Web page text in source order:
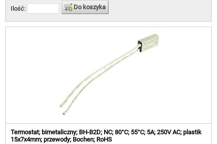
Ilość: Do koszyka
Termostat; bimetaliczny; BH-B2D; NC; 80°C; 55°C; 5A; 250V AC; plastik
15x7x4mm; przewody; Bochen; RoHS